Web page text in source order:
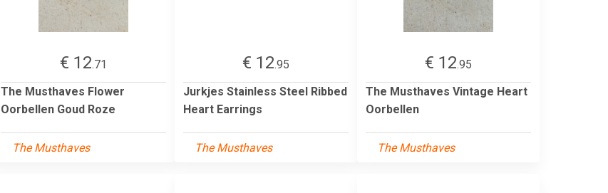
€ 12.71
The Musthaves Flower
Oorbellen Goud Roze
The Musthaves
€ 12.95
Jurkjes Stainless Steel Ribbed
Heart Earrings
The Musthaves
€ 12.95
The Musthaves Vintage Heart
Oorbellen
The Musthaves